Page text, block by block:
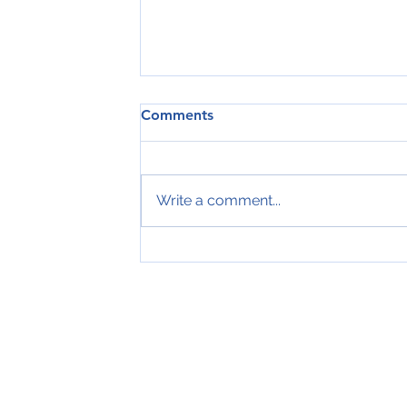
Comments
Write a comment...